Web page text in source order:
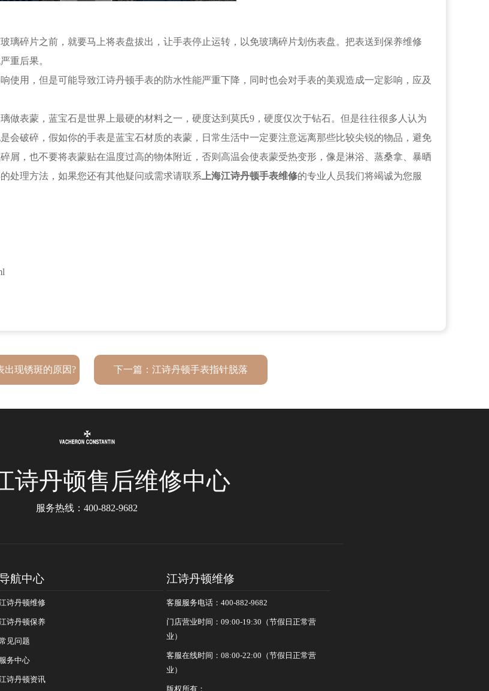
碎片之前，就要马上将表盘拔出，让手表停止运转，以免玻璃碎片划伤表盘。把表送到保养维修
重后果。
用，但是可能导致江诗丹顿手表的防水性能严重下降，同时也会对手表的美观造成一定影响，应及
表蒙，蓝宝石是世界上最硬的材料之一，硬度达到莫氏9，硬度仅次于钻石。但是往往很多人认为
会破碎，假如你的手表是蓝宝石材质的表蒙，日常生活中一定要注意远离那些比较尖锐的物品，避免
屑，也不要将表蒙贴在温度过高的物体附近，否则高温会使表蒙受热变形，像是淋浴、蒸桑拿、暴晒
处理方法，如果您还有其他疑问或需求请联系 上海江诗丹顿手表维修的专业人员我们将竭诚为您服
出现锈斑的原因? 下一篇：江诗丹顿手表指针脱落
诗丹顿售后维修中心
服务热线： 400-882-9682
航中心
诗丹顿维修
诗丹顿保养
见问题
服务中心
诗丹顿资讯
江诗丹顿维修
客服服务电话：400-882-9682
门店营业时间：09:00-19:30（节假日正常营
业）
客服在线时间：08:00-22:00（节假日正常营
业）
版权所有：